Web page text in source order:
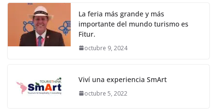
La feria más grande y más
importante del mundo turismo es
Fitur.
octubre 9, 2024
Viví una experiencia SmArt
octubre 5, 2022